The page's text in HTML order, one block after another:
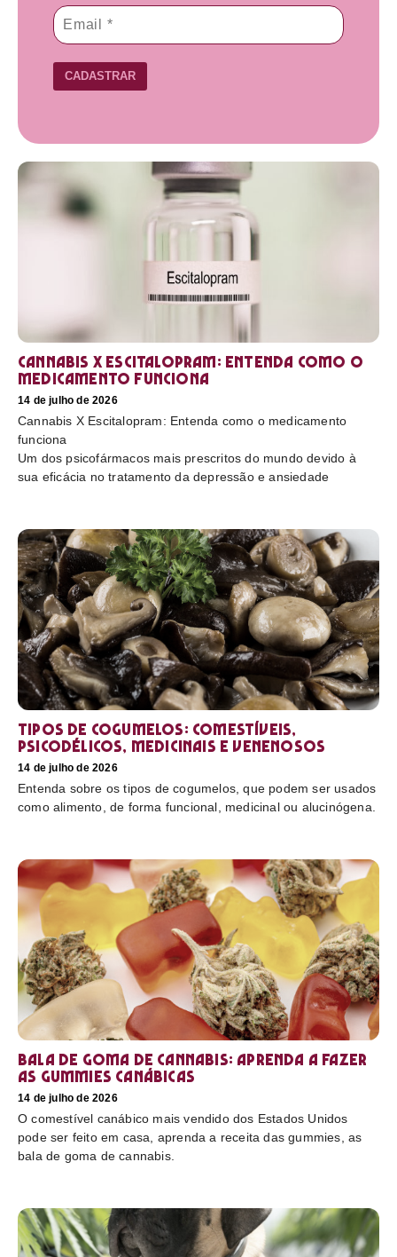
CADASTRAR
Cannabis X Escitalopram: Entenda como o
medicamento funciona
14 de julho de 2026
Cannabis X Escitalopram: Entenda como o medicamento
funciona
Um dos psicofármacos mais prescritos do mundo devido à
sua eficácia no tratamento da depressão e ansiedade
Tipos de cogumelos: comestíveis,
psicodélicos, medicinais e venenosos
14 de julho de 2026
Entenda sobre os tipos de cogumelos, que podem ser usados
como alimento, de forma funcional, medicinal ou alucinógena.
Bala de goma de cannabis: aprenda a fazer
as gummies canábicas
14 de julho de 2026
O comestível canábico mais vendido dos Estados Unidos
pode ser feito em casa, aprenda a receita das gummies, as
bala de goma de cannabis.